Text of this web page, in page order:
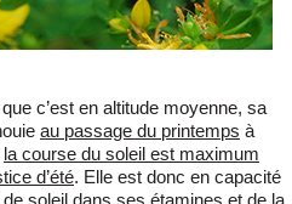
c’est en altitude moyenne, sa
au passage du printemps à
la course du soleil est maximum
d’été. Elle est donc en capacité
soleil dans ses étamines et de la